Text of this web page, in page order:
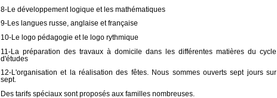
8-Le développement logique et les mathématiques
9-Les langues russe, anglaise et française
10-Le logo pédagogie et le logo rythmique
11-La préparation des travaux à domicile dans les différentes matières du cycle
d'études
12-L'organisation et la réalisation des fêtes. Nous sommes ouverts sept jours sur
sept.
Des tarifs spéciaux sont proposés aux familles nombreuses.